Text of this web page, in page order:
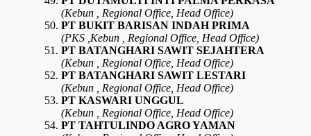
(Kebun , Regional Office, Head Office)
PT BUKIT BARISAN INDAH PRIMA
(PKS ,Kebun , Regional Office, Head Office)
PT BATANGHARI SAWIT SEJAHTERA
(Kebun , Regional Office, Head Office)
PT BATANGHARI SAWIT LESTARI
(Kebun , Regional Office, Head Office)
PT KASWARI UNGGUL
(Kebun , Regional Office, Head Office)
PT TAHTULINDO AGRO YAMAN